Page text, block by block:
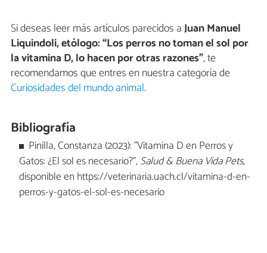
Si deseas leer más artículos parecidos aJuan Manuel
Liquindoli, etólogo: “Los perros no toman el sol por
la vitamina D, lo hacen por otras razones”, te
recomendamos que entres en nuestra categoría de
Curiosidades del mundo animal.
Bibliografía
Pinilla, Constanza (2023): "Vitamina D en Perros y
Gatos: ¿El sol es necesario?",Salud & Buena Vida Pets,
disponible en https://veterinaria.uach.cl/vitamina-d-en-
perros-y-gatos-el-sol-es-necesario